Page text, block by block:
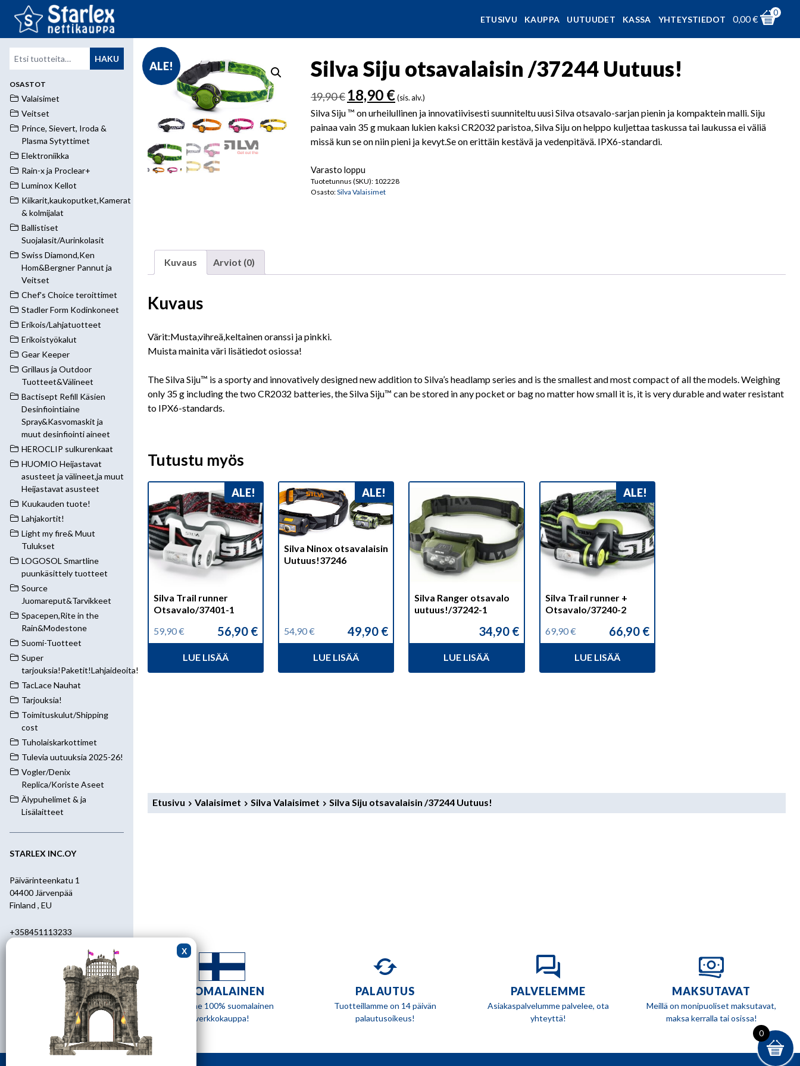
ETUSIVU KAUPPA UUTUUDET KASSA YHTEYSTIEDOT 0,00€
0
Etsi: HAKU
OSASTOT
Valaisimet
Veitset
Prince, Sievert, Iroda &
Plasma Sytyttimet
Elektroniikka
Rain-x ja Proclear+
Luminox Kellot
Kiikarit,kaukoputket,Kamerat
& kolmijalat
Ballistiset
Suojalasit/Aurinkolasit
Swiss Diamond,Ken
Hom&Bergner Pannut ja
Veitset
Chef's Choice teroittimet
Stadler Form Kodinkoneet
Erikois/Lahjatuotteet
Erikoistyökalut
Gear Keeper
Grillaus ja Outdoor
Tuotteet&Välineet
Bactisept Refill Käsien
Desinfiointiaine
Spray&Kasvomaskit ja
muut desinfiointi aineet
HEROCLIP sulkurenkaat
HUOMIO Heijastavat
asusteet ja välineet,ja muut
Heijastavat asusteet
Kuukauden tuote!
Lahjakortit!
Light my fire& Muut
Tulukset
LOGOSOL Smartline
puunkäsittely tuotteet
Source
Juomareput&Tarvikkeet
Spacepen,Rite in the
Rain&Modestone
Suomi-Tuotteet
Super
tarjouksia!Paketit!Lahjaideoita!
TacLace Nauhat
Tarjouksia!
Toimituskulut/Shipping
cost
Tuholaiskarkottimet
Tulevia uutuuksia 2025-26!
Vogler/Denix
Replica/Koriste Aseet
Älypuhelimet & ja
Lisälaitteet
STARLEX INC.OY
Päivärinteenkatu 1
04400 Järvenpää
Finland , EU
+358451113233
starlex@kolumbus.fi
Asiakaspalvelu
ark.klo 08.30-17.00
ALE! Silva Siju otsavalaisin /37244 Uutuus!
19,90€ Alkuperäinen
hinta
oli:
19,90 €.
18,90 €Nykyinen
hinta
on:
18,90 €.
(sis. alv.)
Silva Siju ™ on urheilullinen ja innovatiivisesti suunniteltu uusi Silva otsavalo-sarjan pienin ja kompaktein malli. Siju
painaa vain 35 g mukaan lukien kaksi CR2032 paristoa, Silva Siju on helppo kuljettaa taskussa tai laukussa ei väliä
missä kun se on niin pieni ja kevyt.Se on erittäin kestävä ja vedenpitävä. IPX6-standardi.
Varasto loppu
Tuotetunnus (SKU): 102228
Osasto:Silva Valaisimet
Kuvaus Arviot (0)
Kuvaus
Värit:Musta,vihreä,keltainen oranssi ja pinkki.
Muista mainita väri lisätiedot osiossa!
The Silva Siju™ is a sporty and innovatively designed new addition to Silva’s headlamp series and is the smallest and most compact of all the models. Weighing
only 35 g including the two CR2032 batteries, the Silva Siju™ can be stored in any pocket or bag no matter how small it is, it is very durable and water resistant
to IPX6-standards.
Tutustu myös
ALE!
Silva Trail runner
Otsavalo/37401-1
59,90€
Alkuperäinen
hinta
59,90 €.
56,90 €
Nykyinen
hinta
56,90 €.
LUE LISÄÄ
ALE!
Silva Ninox otsavalaisin
Uutuus!37246
54,90€
Alkuperäinen
hinta
54,90 €.
49,90 €
Nykyinen
hinta
49,90 €.
LUE LISÄÄ
Silva Ranger otsavalo
uutuus!/37242-1
34,90 €
LUE LISÄÄ
ALE!
Silva Trail runner +
Otsavalo/37240-2
69,90€
Alkuperäinen
hinta
69,90 €.
66,90 €
Nykyinen
hinta
66,90 €.
LUE LISÄÄ
Etusivu Valaisimet Silva Valaisimet Silva Siju otsavalaisin /37244 Uutuus!
SUOMALAINEN
Olemme 100% suomalainen
verkkokauppa!
PALAUTUS
Tuotteillamme on 14 päivän
palautusoikeus!
PALVELEMME
Asiakaspalvelumme palvelee, ota
yhteyttä!
MAKSUTAVAT
Meillä on monipuoliset maksutavat,
maksa kerralla tai osissa!
0